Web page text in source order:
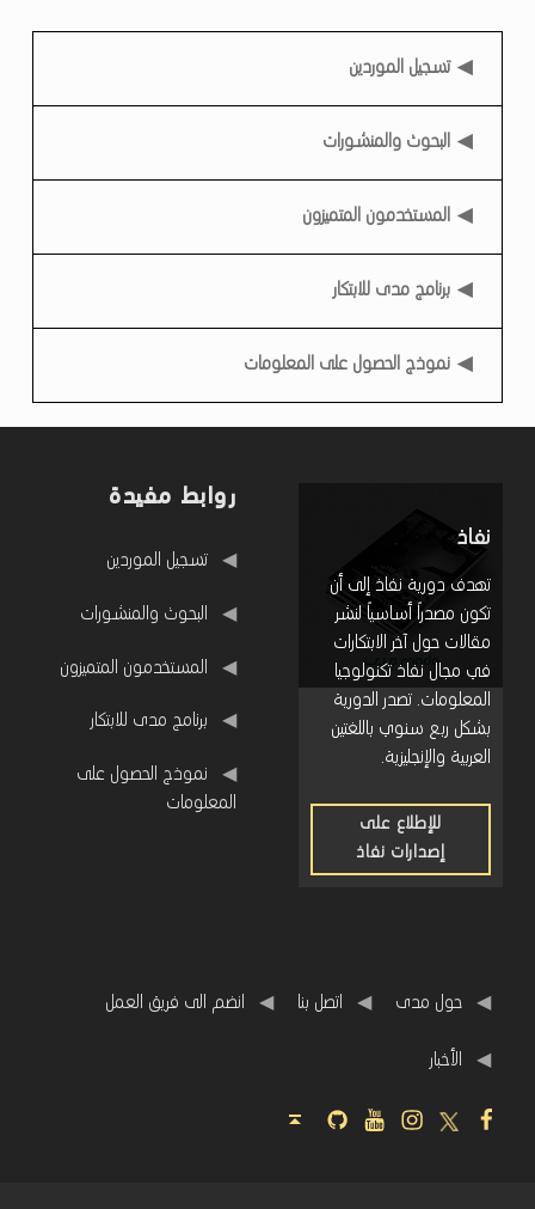
روابط مفيدة
تسجيل الموردين
البحوث والمنشورات
المستخدمون المتميزون
برنامج مدى للابتكار
نموذج الحصول على المعلومات
نفاذ
تهدف دورية نفاذ إلى أن
تكون مصدراً أساسياً لنشر
مقالات حول آخر الابتكارات
في مجال نفاذ تكنولوجيا
المعلومات. تصدر الدورية
بشكل ربع سنوي باللغتين
العربية والإنجليزية.
للإطلاع على
إصدارات نفاذ
روابط مفيدة
تسجيل الموردين
البحوث والمنشورات
المستخدمون المتميزون
برنامج مدى للابتكار
نموذج الحصول على
المعلومات
حول مدى اتصل بنا انضم الى فريق العمل
اﻷخبار